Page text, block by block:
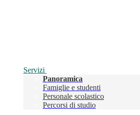
Servizi
Panoramica
Famiglie e studenti
Personale scolastico
Percorsi di studio